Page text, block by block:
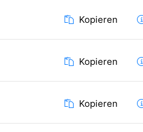
Kopieren
Kopieren
Kopieren